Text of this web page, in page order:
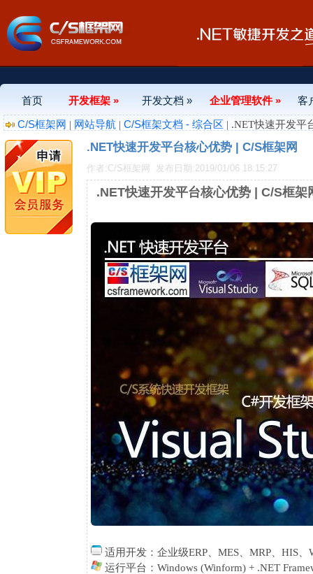
首页 开发框架 » 开发文档 » 企业管理软件 »
客
C/S框架网 | 网站导航 | C/S框架文档 - 综合区 | .NET快速开发平
.NET快速开发平台核心优势 | C/S框架网
作者:C/S框架网 发布日期:2019/01/06 18:15:27
.NET快速开发平台核心优势 | C/S框架
适用开发： 企业级ERP、MES、MRP、HIS
运行平台：Windows (Winform) + .NET